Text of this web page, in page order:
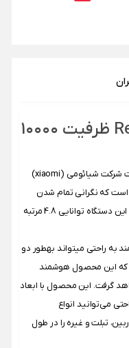
پاور بانک شیائومی Redmi ظرفیت 1۰۰۰۰
پاور بانک 10000 Redmi مدل PB200LZM ساخت شرکت شیائومی (xiaomi)
است که نگرانی تمام شدن
باتری گوشی‌های هوشمند را از بین برده است. این دستگاه توانایی 4.8 مرتبه
به راحتی میتواند بهطور دو
که این محصول هوشمند
گرفت. این محصول با ابعاد
می‌توانید انواع
تبلت و غیره را در طول